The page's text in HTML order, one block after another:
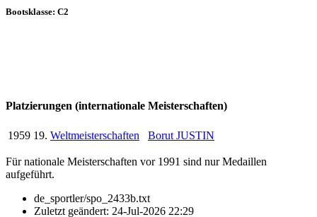
Bootsklasse: C2
Platzierungen (internationale Meisterschaften)
1959 19. Weltmeisterschaften Borut JUSTIN
Für nationale Meisterschaften vor 1991 sind nur Medaillen
aufgeführt.
de_sportler/spo_2433b.txt
Zuletzt geändert: 24-Jul-2026 22:29